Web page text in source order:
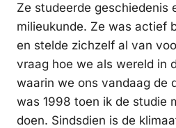
Ze studeerde geschiedenis
milieukunde. Ze was actief
en stelde zichzelf al van
vraag hoe we als wereld in
waarin we ons vandaag de
was 1998 toen ik de studie
doen. Sindsdien is de